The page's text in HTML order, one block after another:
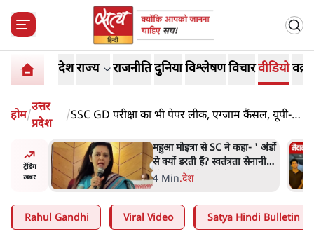
देशराज्य राजनीतिदुनियाविश्लेषणविचारवीडियो
होम/
उत्तर
प्रदेश
/SSC GD परीक्षा का भी पेपर लीक, एग्जाम कैंसल, यूपी-
ट्रेंडिंग
ख़बर
' अंडों
सेनानी
Abhijeet Dipke Press
Conference: CJP का 'Kya
Bolti Public' अभियान, चुनाव
-. दिल्ली
Rahul Gandhi Viral Video Satya Hindi Bulletin